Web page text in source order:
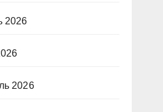
2026
2026